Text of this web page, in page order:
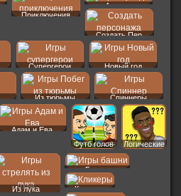
Приключения
Аркады
Создать Пер
Супергерои Новый год
Из тюрьмы Спиннеры
Адам и Ева
Футб голов
Логические
Из лука
Башни
Кликеры